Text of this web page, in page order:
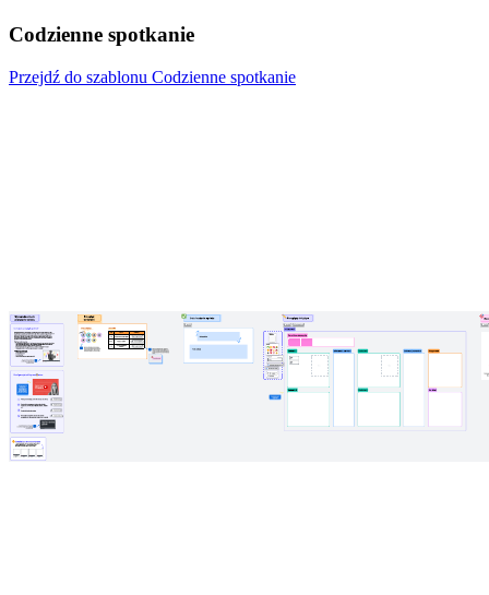
Codzienne spotkanie
Przejdź do szablonu Codzienne spotkanie